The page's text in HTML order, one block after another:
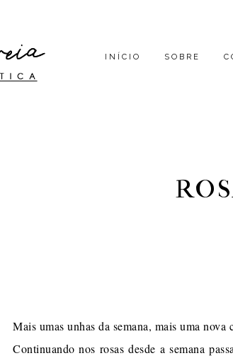
INÍCIO SOBRE
Mais umas unhas da semana, mais uma nova
Continuando nos rosas desde a semana